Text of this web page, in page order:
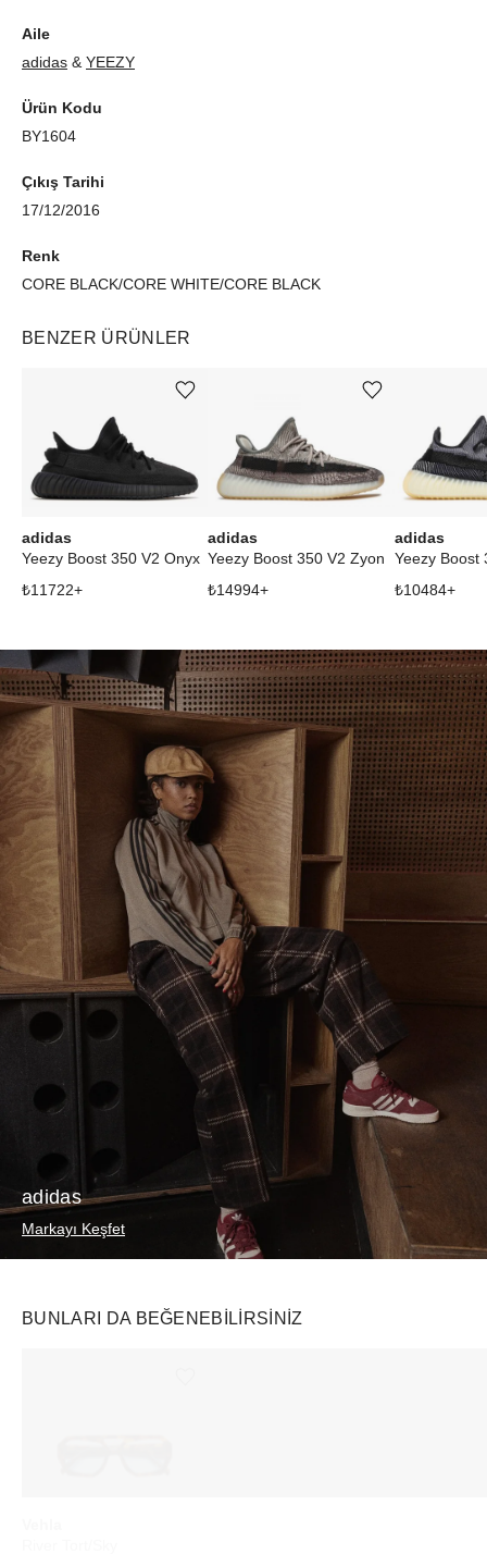
Aile
adidas & YEEZY
Ürün Kodu
BY1604
Çıkış Tarihi
17/12/2016
Renk
CORE BLACK/CORE WHITE/CORE BLACK
BENZER ÜRÜNLER
adidas
Yeezy Boost 350 V2 Onyx
₺11722+
Ürünü istek listesine ekle veya listeden çıkar
adidas
Yeezy Boost 350 V2 Zyon
₺14994+
Ürünü istek listesine ekle veya listeden çıkar
adidas
₺10484+
adidas
Markayı Keşfet
BUNLARI DA BEĞENEBILIRSINIZ